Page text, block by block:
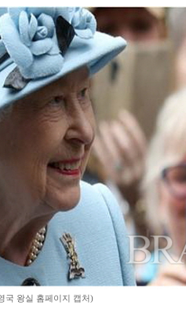
국 왕실 홈페이지 캡처)